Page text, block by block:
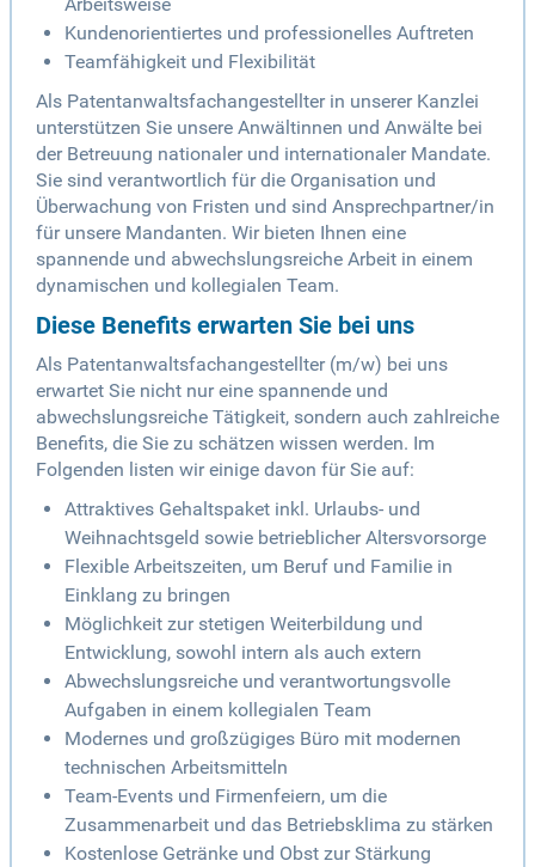
Arbeitsweise
Kundenorientiertes und professionelles Auftreten
Teamfähigkeit und Flexibilität
Als Patentanwaltsfachangestellter in unserer Kanzlei
unterstützen Sie unsere Anwältinnen und Anwälte bei
der Betreuung nationaler und internationaler Mandate.
Sie sind verantwortlich für die Organisation und
Überwachung von Fristen und sind Ansprechpartner/in
für unsere Mandanten. Wir bieten Ihnen eine
spannende und abwechslungsreiche Arbeit in einem
dynamischen und kollegialen Team.
Diese Benefits erwarten Sie bei uns
Als Patentanwaltsfachangestellter (m/w) bei uns
erwartet Sie nicht nur eine spannende und
abwechslungsreiche Tätigkeit, sondern auch zahlreiche
Benefits, die Sie zu schätzen wissen werden. Im
Folgenden listen wir einige davon für Sie auf:
Attraktives Gehaltspaket inkl. Urlaubs- und
Weihnachtsgeld sowie betrieblicher Altersvorsorge
Flexible Arbeitszeiten, um Beruf und Familie in
Einklang zu bringen
Möglichkeit zur stetigen Weiterbildung und
Entwicklung, sowohl intern als auch extern
Abwechslungsreiche und verantwortungsvolle
Aufgaben in einem kollegialen Team
Modernes und großzügiges Büro mit modernen
technischen Arbeitsmitteln
Team-Events und Firmenfeiern, um die
Zusammenarbeit und das Betriebsklima zu stärken
Kostenlose Getränke und Obst zur Stärkung